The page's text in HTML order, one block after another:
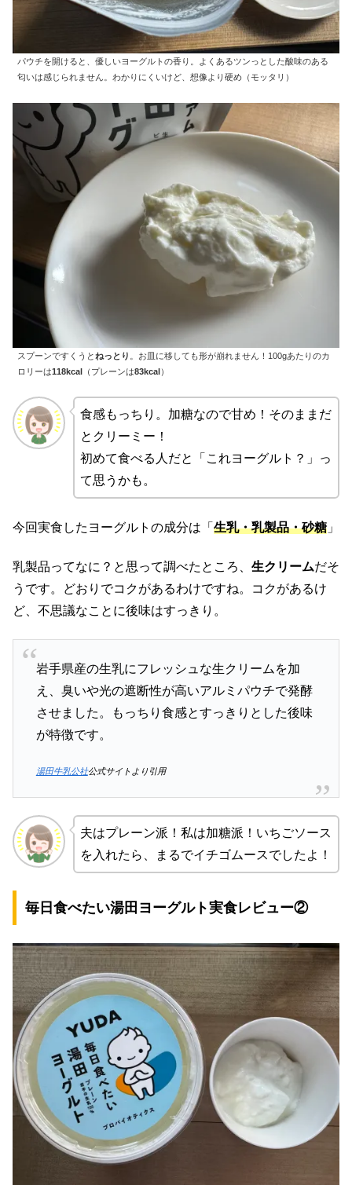
パウチを開けると、優しいヨーグルトの香り。よくあるツンっとした酸味のある
匂いは感じられません。わかりにくいけど、想像より硬め（モッタリ）
スプーンですくうとねっとり
。お皿に移しても形が崩れません！100gあたりのカ
ロリーは118kcal （プレーンは83kcal）
食感もっちり。加糖なので甘め！そのままだ
とクリーミー！
初めて食べる人だと「これヨーグルト？」っ
て思うかも。
今回実食したヨーグルトの成分は「 生乳・乳製品・砂糖 」
乳製品ってなに？と思って調べたところ、 生クリームだそ
うです。どおりでコクがあるわけですね。コクがあるけ
ど、不思議なことに後味はすっきり。
岩手県産の生乳にフレッシュな生クリームを加
え、臭いや光の遮断性が高いアルミパウチで発酵
させました。もっちり食感とすっきりとした後味
が特徴です。
湯田牛乳公社公式サイトより引用
夫はプレーン派！私は加糖派！いちごソース
を入れたら、まるでイチゴムースでしたよ！
毎日食べたい湯田ヨーグルト実食レビュー②